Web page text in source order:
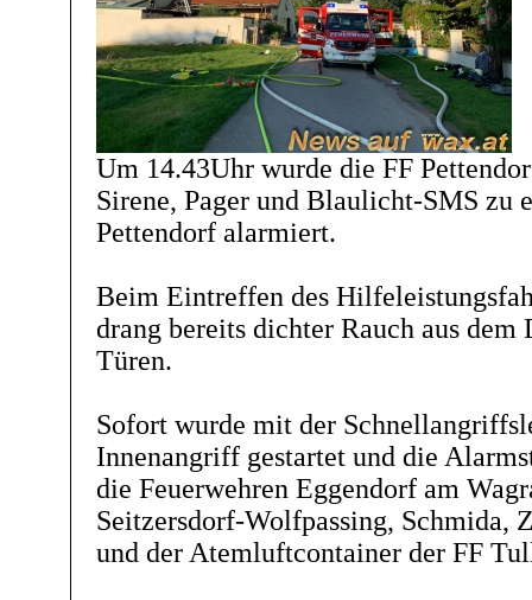
Um 14.43Uhr wurde die FF
Sirene, Pager und Blaulicht-SMS zu
Pettendorf alarmiert.
Beim Eintreffen des
drang bereits dichter Rauch aus dem
Türen.
Sofort wurde mit der
Innenangriff gestartet und die
die Feuerwehren Eggendorf am
Seitzersdorf-Wolfpassing, Schmida,
und der Atemluftcontainer der FF